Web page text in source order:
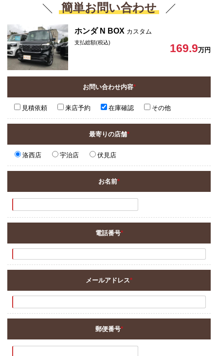
簡単お問い合わせ
ホンダ N BOX カスタム
支払総額(税込) 169.9万円
お問い合わせ内容*
見積依頼 来店予約 在庫確認 その他
最寄りの店舗*
洛西店 宇治店 伏見店
お名前*
電話番号*
メールアドレス*
郵便番号*